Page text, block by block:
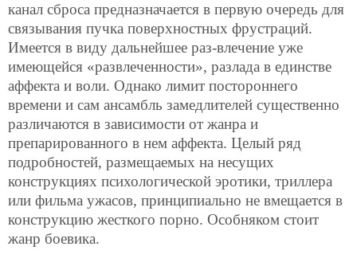
канал сброса предназначается в первую очередь для
связывания пучка поверхностных фрустраций.
Имеется в виду дальнейшее раз-влечение уже
имеющейся «развлеченности», разлада в единстве
аффекта и воли. Однако лимит постороннего
времени и сам ансамбль замедлителей существенно
различаются в зависимости от жанра и
препарированного в нем аффекта. Целый ряд
подробностей, размещаемых на несущих
конструкциях психологической эротики, триллера
или фильма ужасов, принципиально не вмещается в
конструкцию жесткого порно. Особняком стоит
жанр боевика.